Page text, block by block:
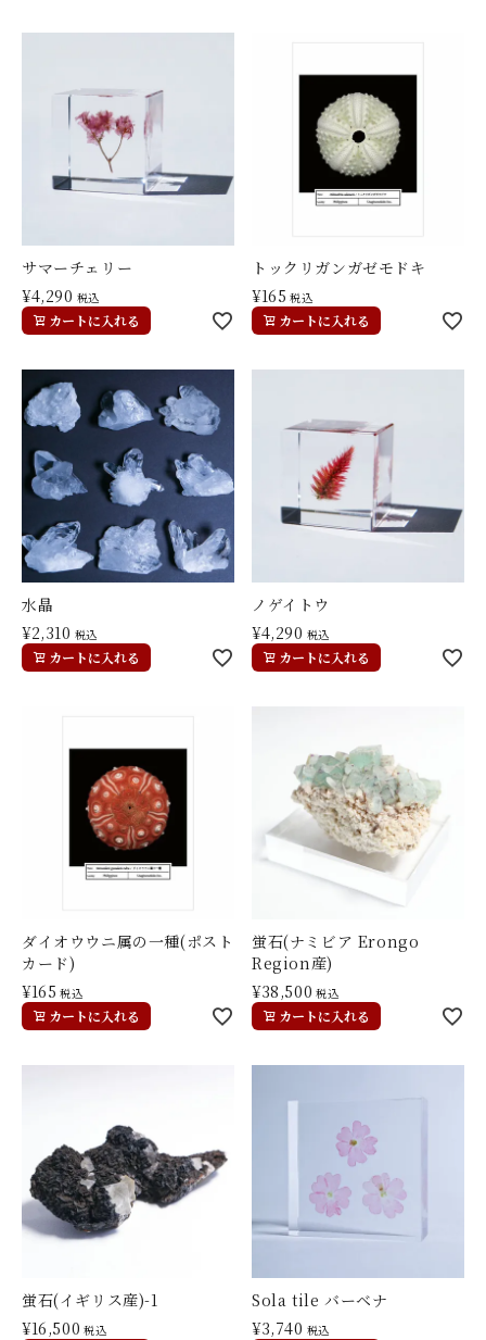
サマーチェリー
¥4,290 税込
カートに入れる
トックリガンガゼモドキ
¥165 税込
カートに入れる
水晶
¥2,310 税込
カートに入れる
ノゲイトウ
¥4,290 税込
カートに入れる
ダイオウウニ属の一種(ポスト
カード)
¥165 税込
カートに入れる
蛍石(ナミビア Erongo
Region産)
¥38,500 税込
カートに入れる
蛍石(イギリス産)-1
¥16,500 税込
Sola tile バーベナ
¥3,740 税込